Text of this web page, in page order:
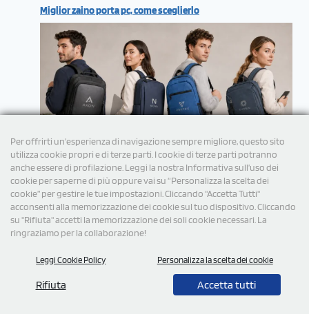
Per offrirti un'esperienza di navigazione sempre migliore, questo sito
utilizza cookie propri e di terze parti. I cookie di terze parti potranno
anche essere di profilazione. Leggi la nostra Informativa sull’uso dei
cookie per saperne di più oppure vai su “Personalizza la scelta dei
cookie” per gestire le tue impostazioni. Cliccando "Accetta Tutti"
acconsenti alla memorizzazione dei cookie sul tuo dispositivo. Cliccando
su "Rifiuta" accetti la memorizzazione dei soli cookie necessari. La
ringraziamo per la collaborazione!
Leggi Cookie Policy Personalizza la scelta dei cookie
Rifiuta Accetta tutti
Miglior zaino porta pc, come sceglierlo
© 2026 Tutti i diritti Riservati StampaSi S.r.l.